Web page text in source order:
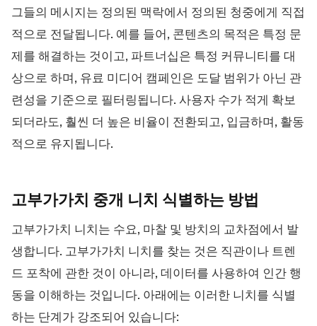
그들의 메시지는 정의된 맥락에서 정의된 청중에게 직접
적으로 전달됩니다. 예를 들어, 콘텐츠의 목적은 특정 문
제를 해결하는 것이고, 파트너십은 특정 커뮤니티를 대
상으로 하며, 유료 미디어 캠페인은 도달 범위가 아닌 관
련성을 기준으로 필터링됩니다. 사용자 수가 적게 확보
되더라도, 훨씬 더 높은 비율이 전환되고, 입금하며, 활동
적으로 유지됩니다.
고부가가치 중개 니치 식별하는 방법
고부가가치 니치는 수요, 마찰 및 방치의 교차점에서 발
생합니다. 고부가가치 니치를 찾는 것은 직관이나 트렌
드 포착에 관한 것이 아니라, 데이터를 사용하여 인간 행
동을 이해하는 것입니다. 아래에는 이러한 니치를 식별
하는 단계가 강조되어 있습니다: